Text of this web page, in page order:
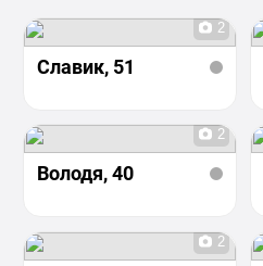
2
Славик, 51
2
Володя, 40
2